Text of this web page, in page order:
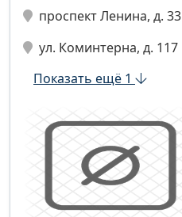
проспект Ленина, д. 33
ул. Коминтерна, д. 117
Показать ещё 1